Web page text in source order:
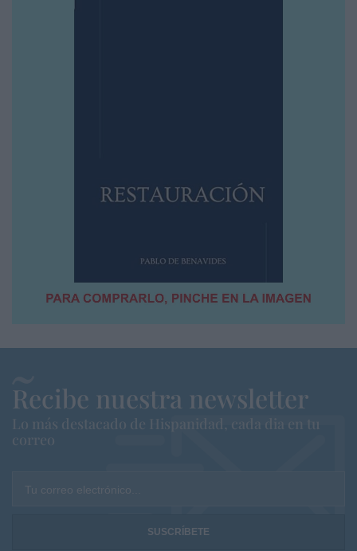
Recibe nuestra newsletter
Lo más destacado de Hispanidad, cada dia en tu
correo
Tu correo electrónico...